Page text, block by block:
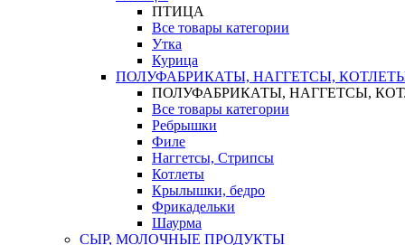
ПТИЦА
Все товары категории
Утка
Курица
ПОЛУФАБРИКАТЫ, НАГГЕТСЫ,
ПОЛУФАБРИКАТЫ, НАГГЕТСЫ,
Все товары категории
Ребрышки
Филе
Наггетсы, Стрипсы
Котлеты
Крылышки, бедро
Фрикадельки
Шаурма
СЫР, МОЛОЧНЫЕ ПРОДУКТЫ